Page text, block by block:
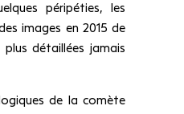
péripéties, les
images en 2015 de
détaillées jamais
de la comète